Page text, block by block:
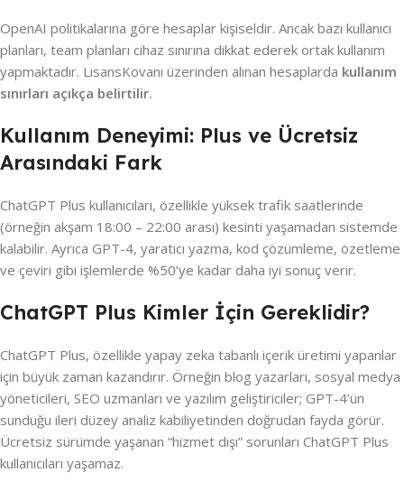
OpenAI politikalarına göre hesaplar kişiseldir. Ancak bazı kullanıcı
planları, team planları cihaz sınırına dikkat ederek ortak kullanım
yapmaktadır. LisansKovanı üzerinden alınan hesaplarda kullanım
sınırları açıkça belirtilir.
Kullanım Deneyimi: Plus ve Ücretsiz
Arasındaki Fark
ChatGPT Plus kullanıcıları, özellikle yüksek trafik saatlerinde
(örneğin akşam 18:00 – 22:00 arası) kesinti yaşamadan sistemde
kalabilir. Ayrıca GPT-4, yaratıcı yazma, kod çözümleme, özetleme
ve çeviri gibi işlemlerde %50’ye kadar daha iyi sonuç verir.
ChatGPT Plus Kimler İçin Gereklidir?
ChatGPT Plus, özellikle yapay zeka tabanlı içerik üretimi yapanlar
için büyük zaman kazandırır. Örneğin blog yazarları, sosyal medya
yöneticileri, SEO uzmanları ve yazılım geliştiriciler; GPT-4’ün
sunduğu ileri düzey analiz kabiliyetinden doğrudan fayda görür.
Ücretsiz sürümde yaşanan “hizmet dışı” sorunları ChatGPT Plus
kullanıcıları yaşamaz.